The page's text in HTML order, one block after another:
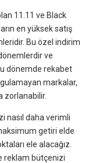
11.11 ve Black
en yüksek satış
Bu özel indirim
ve
dönemde rekabet
markalar,
zorlanabilir.
nasıl daha verimli
getiri elde
ele alacağız.
reklam bütçenizi